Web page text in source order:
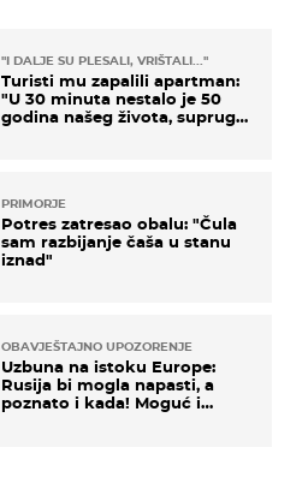
"I DALJE SU PLESALI, VRIŠTALI..."
Turisti mu zapalili apartman:
"U 30 minuta nestalo je 50
godina našeg života, supruga
PRIMORJE
Potres zatresao obalu: "Čula
sam razbijanje čaša u stanu
iznad"
OBAVJEŠTAJNO UPOZORENJE
Uzbuna na istoku Europe:
Rusija bi mogla napasti, a
poznato i kada! Moguć i